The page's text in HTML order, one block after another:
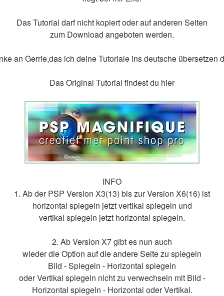
Das Tutorial darf nicht kopiert oder auf anderen Seiten
zum Download angeboten werden.
an Gerrie,das ich deine Tutoriale ins deutsche übersetzen
Das Original Tutorial findest du hier
INFO
1. Ab der PSP Version X3(13) bis zur Version X6(16) ist
horizontal spiegeln jetzt vertikal spiegeln und
vertikal spiegeln jetzt horizontal spiegeln.
2. Ab Version X7 gibt es nun auch
wieder die Option auf die andere Seite zu spiegeln
Bild - Spiegeln - Horizontal spiegeln
oder Vertikal spiegeln nicht zu verwechseln mit Bild -
Horizontal spiegeln - Horizontal oder Vertikal.